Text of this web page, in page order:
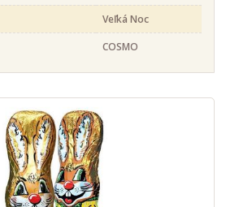
Veľká Noc
COSMO